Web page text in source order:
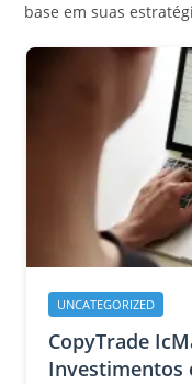
base em suas
UNCATEGORIZED
CopyTrade
Investimentos